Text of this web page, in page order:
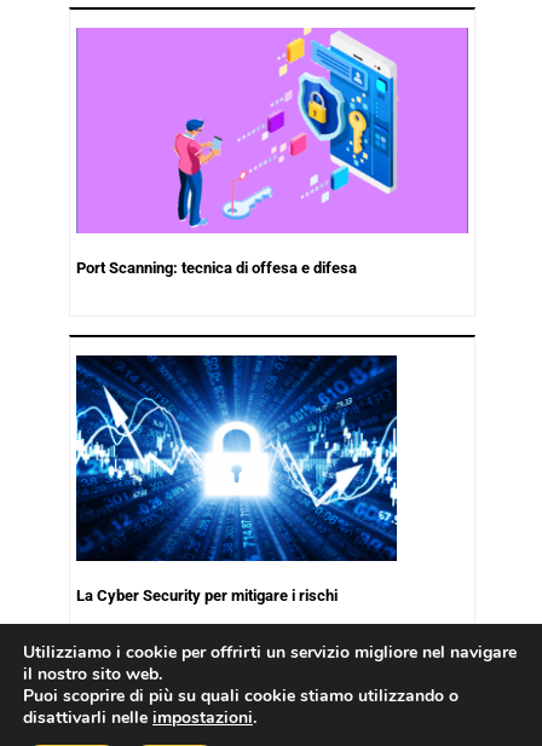
Port Scanning: tecnica di offesa e difesa
La Cyber Security per mitigare i rischi
Utilizziamo i cookie per offrirti un servizio migliore nel navigare
il nostro sito web.
Puoi scoprire di più su quali cookie stiamo utilizzando o
disattivarli nelle impostazioni.